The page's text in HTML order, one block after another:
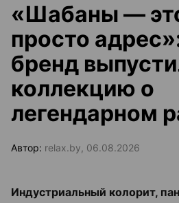
«Шабаны —
просто
бренд
коллекцию о
легендарном
Автор: relax.by, 06.08.2026
Индустриальный колорит,